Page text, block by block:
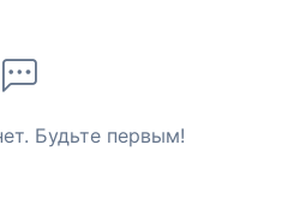
Будьте первым!